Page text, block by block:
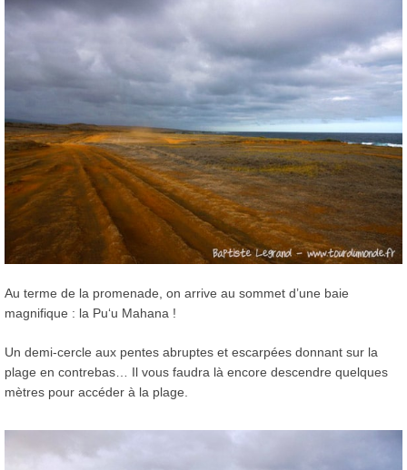
Au terme de la promenade, on arrive au sommet d’une baie
magnifique : la Puʻu Mahana !
Un demi-cercle aux pentes abruptes et escarpées donnant sur la
plage en contrebas… Il vous faudra là encore descendre quelques
mètres pour accéder à la plage.